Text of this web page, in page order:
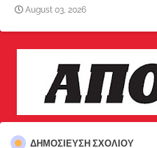
August 03, 2026
ΔΗΜΟΣΊΕΥΣΗ ΣΧΟΛΊΟΥ